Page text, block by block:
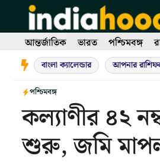
contentআন্তর্জাতিক ভারত পশ্চিমবঙ্গ
বাংলা ক্যালেন্ডার আপনার
পশ্চিমবঙ্গ
কল্যাণীর ৪২
শুরু, জমি